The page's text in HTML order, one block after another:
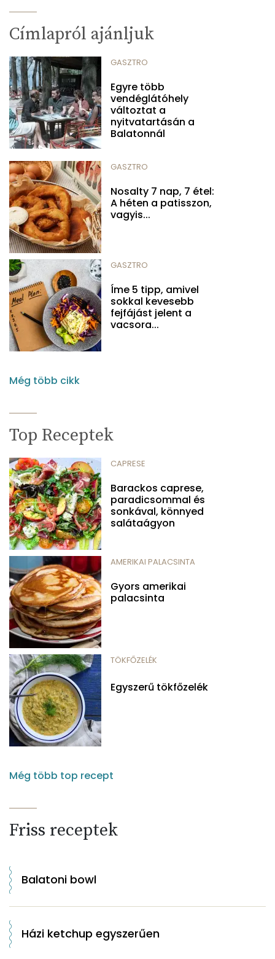
Címlapról ajánljuk
GASZTRO
Egyre több
vendéglátóhely
változtat a
nyitvatartásán a
Balatonnál
GASZTRO
Nosalty 7 nap, 7 étel:
A héten a patisszon,
vagyis...
GASZTRO
Íme 5 tipp, amivel
sokkal kevesebb
fejfájást jelent a
vacsora...
Még több cikk
Top Receptek
CAPRESE
Barackos caprese,
paradicsommal és
sonkával, könnyed
salátaágyon
AMERIKAI PALACSINTA
Gyors amerikai
palacsinta
TÖKFŐZELÉK
Egyszerű tökfőzelék
Még több top recept
Friss receptek
Balatoni bowl
Házi ketchup egyszerűen